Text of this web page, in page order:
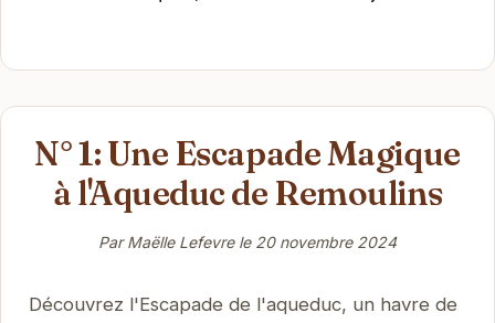
N° 1: Une Escapade Magique
à l'Aqueduc de Remoulins
Par Maëlle Lefevre le 20 novembre 2024
Découvrez l'Escapade de l'aqueduc, un havre de